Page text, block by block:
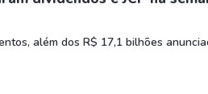
além dos R$ 17,1 bilhões